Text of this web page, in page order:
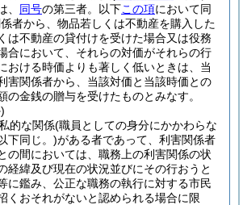
、 同号の第三者。以下この項において同
者から、物品若しくは不動産を購入した
は不動産の貸付けを受けた場合又は役務
合において、それらの対価がそれらの行
おける時価よりも著しく低いときは、当
害関係者から、当該対価と当該時価との
の金銭の贈与を受けたものとみなす。
的な関係(職員としての身分にかかわらな
下同じ。)がある者であって、利害関係者
の間においては、職務上の利害関係の状
経緯及び現在の状況並びにその行おうと
に鑑み、公正な職務の執行に対する市民
くおそれがないと認められる場合に限